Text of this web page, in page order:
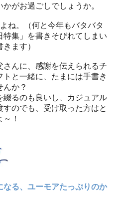
がお過ごしでしょうか。
ね。（何と今年もバタバタ
特集」を書きそびれてしまい
ます）
さんに、感謝を伝えられるチ
と一緒に、たまには手書き
んか？
綴るのも良いし、カジュアル
のでも、受け取った方はと
！
なる、ユーモアたっぷりのか